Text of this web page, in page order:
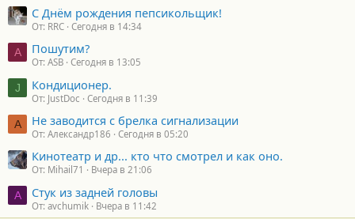
С Днём рождения пепсикольщик!
От: RRC Сегодня в 14:34
A Пошутим?
От: ASB Сегодня в 13:05
J Кондиционер.
От: JustDoc Сегодня в 11:39
А Не заводится с брелка сигнализации
От: Александр186 Сегодня в 05:20
Кинотеатр и др... кто что смотрел и как оно.
От: Mihail71 Вчера в 21:06
A Стук из задней головы
От: avchumik Вчера в 11:42